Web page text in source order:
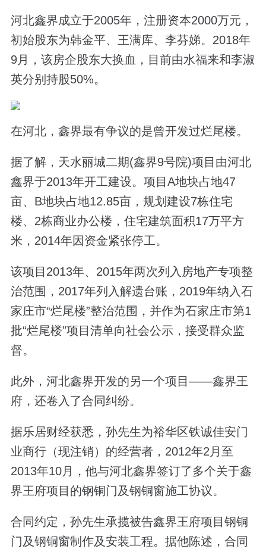
河北鑫界成立于2005年，注册资本2000万元，
初始股东为韩金平、王满库、李芬娣。2018年
9月，该房企股东大换血，目前由水福来和李淑
英分别持股50%。
在河北，鑫界最有争议的是曾开发过烂尾楼。
据了解，天水丽城二期(鑫界9号院)项目由河北
鑫界于2013年开工建设。项目A地块占地47
亩、B地块占地12.85亩，规划建设7栋住宅
楼、2栋商业办公楼，住宅建筑面积17万平方
米，2014年因资金紧张停工。
该项目2013年、2015年两次列入房地产专项整
治范围，2017年列入解遗台账，2019年纳入石
家庄市“烂尾楼”整治范围，并作为石家庄市第1
批“烂尾楼”项目清单向社会公示，接受群众监
督。
此外，河北鑫界开发的另一个项目——鑫界王
府，还卷入了合同纠纷。
据乐居财经获悉，孙先生为裕华区铁诚佳安门
业商行（现注销）的经营者，2012年2月至
2013年10月，他与河北鑫界签订了多个关于鑫
界王府项目的钢铜门及钢铜窗施工协议。
合同约定，孙先生承揽被告鑫界王府项目钢铜
门及钢铜窗制作及安装工程。据他陈述，合同